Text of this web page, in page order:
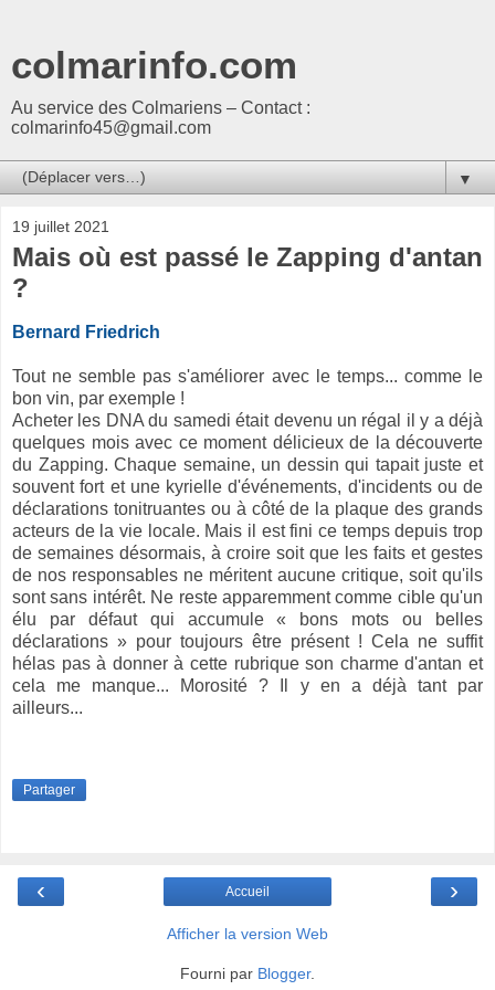
colmarinfo.com
Au service des Colmariens – Contact :
colmarinfo45@gmail.com
▼
19 juillet 2021
Mais où est passé le Zapping d'antan
?
Bernard Friedrich
Tout ne semble pas s'améliorer avec le temps... comme le
bon vin, par exemple !
Acheter les DNA du samedi était devenu un régal il y a déjà
quelques mois avec ce moment délicieux de la découverte
du Zapping. Chaque semaine, un dessin qui tapait juste et
souvent fort et une kyrielle d'événements, d'incidents ou de
déclarations tonitruantes ou à côté de la plaque des grands
acteurs de la vie locale. Mais il est fini ce temps depuis trop
de semaines désormais, à croire soit que les faits et gestes
de nos responsables ne méritent aucune critique, soit qu'ils
sont sans intérêt. Ne reste apparemment comme cible qu'un
élu par défaut qui accumule « bons mots ou belles
déclarations » pour toujours être présent ! Cela ne suffit
hélas pas à donner à cette rubrique son charme d'antan et
cela me manque... Morosité ? Il y en a déjà tant par
ailleurs...
Partager
‹ ›
Accueil
Afficher la version Web
Fourni par Blogger.